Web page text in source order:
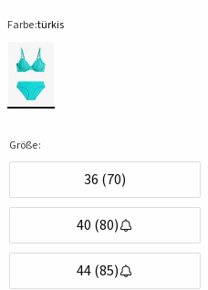
Farbe:türkis
Größe:
36 (70)
40 (80)
44 (85)